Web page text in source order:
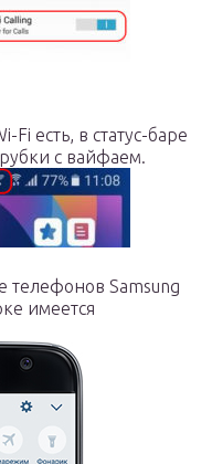
Fi есть, в статус-баре
с вайфаем.
телефонов Samsung
имеется